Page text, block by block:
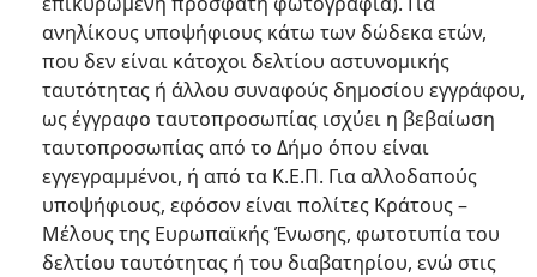
ανηλίκους υποψήφιους κάτω των δώδεκα ετών,
που δεν είναι κάτοχοι δελτίου αστυνομικής
ταυτότητας ή άλλου συναφούς δημοσίου εγγράφου,
ως έγγραφο ταυτοπροσωπίας ισχύει η βεβαίωση
ταυτοπροσωπίας από το Δήμο όπου είναι
εγγεγραμμένοι, ή από τα Κ.Ε.Π. Για αλλοδαπούς
υποψήφιους, εφόσον είναι πολίτες Κράτους –
Μέλους της Ευρωπαϊκής Ένωσης, φωτοτυπία του
δελτίου ταυτότητας ή του διαβατηρίου, ενώ στις